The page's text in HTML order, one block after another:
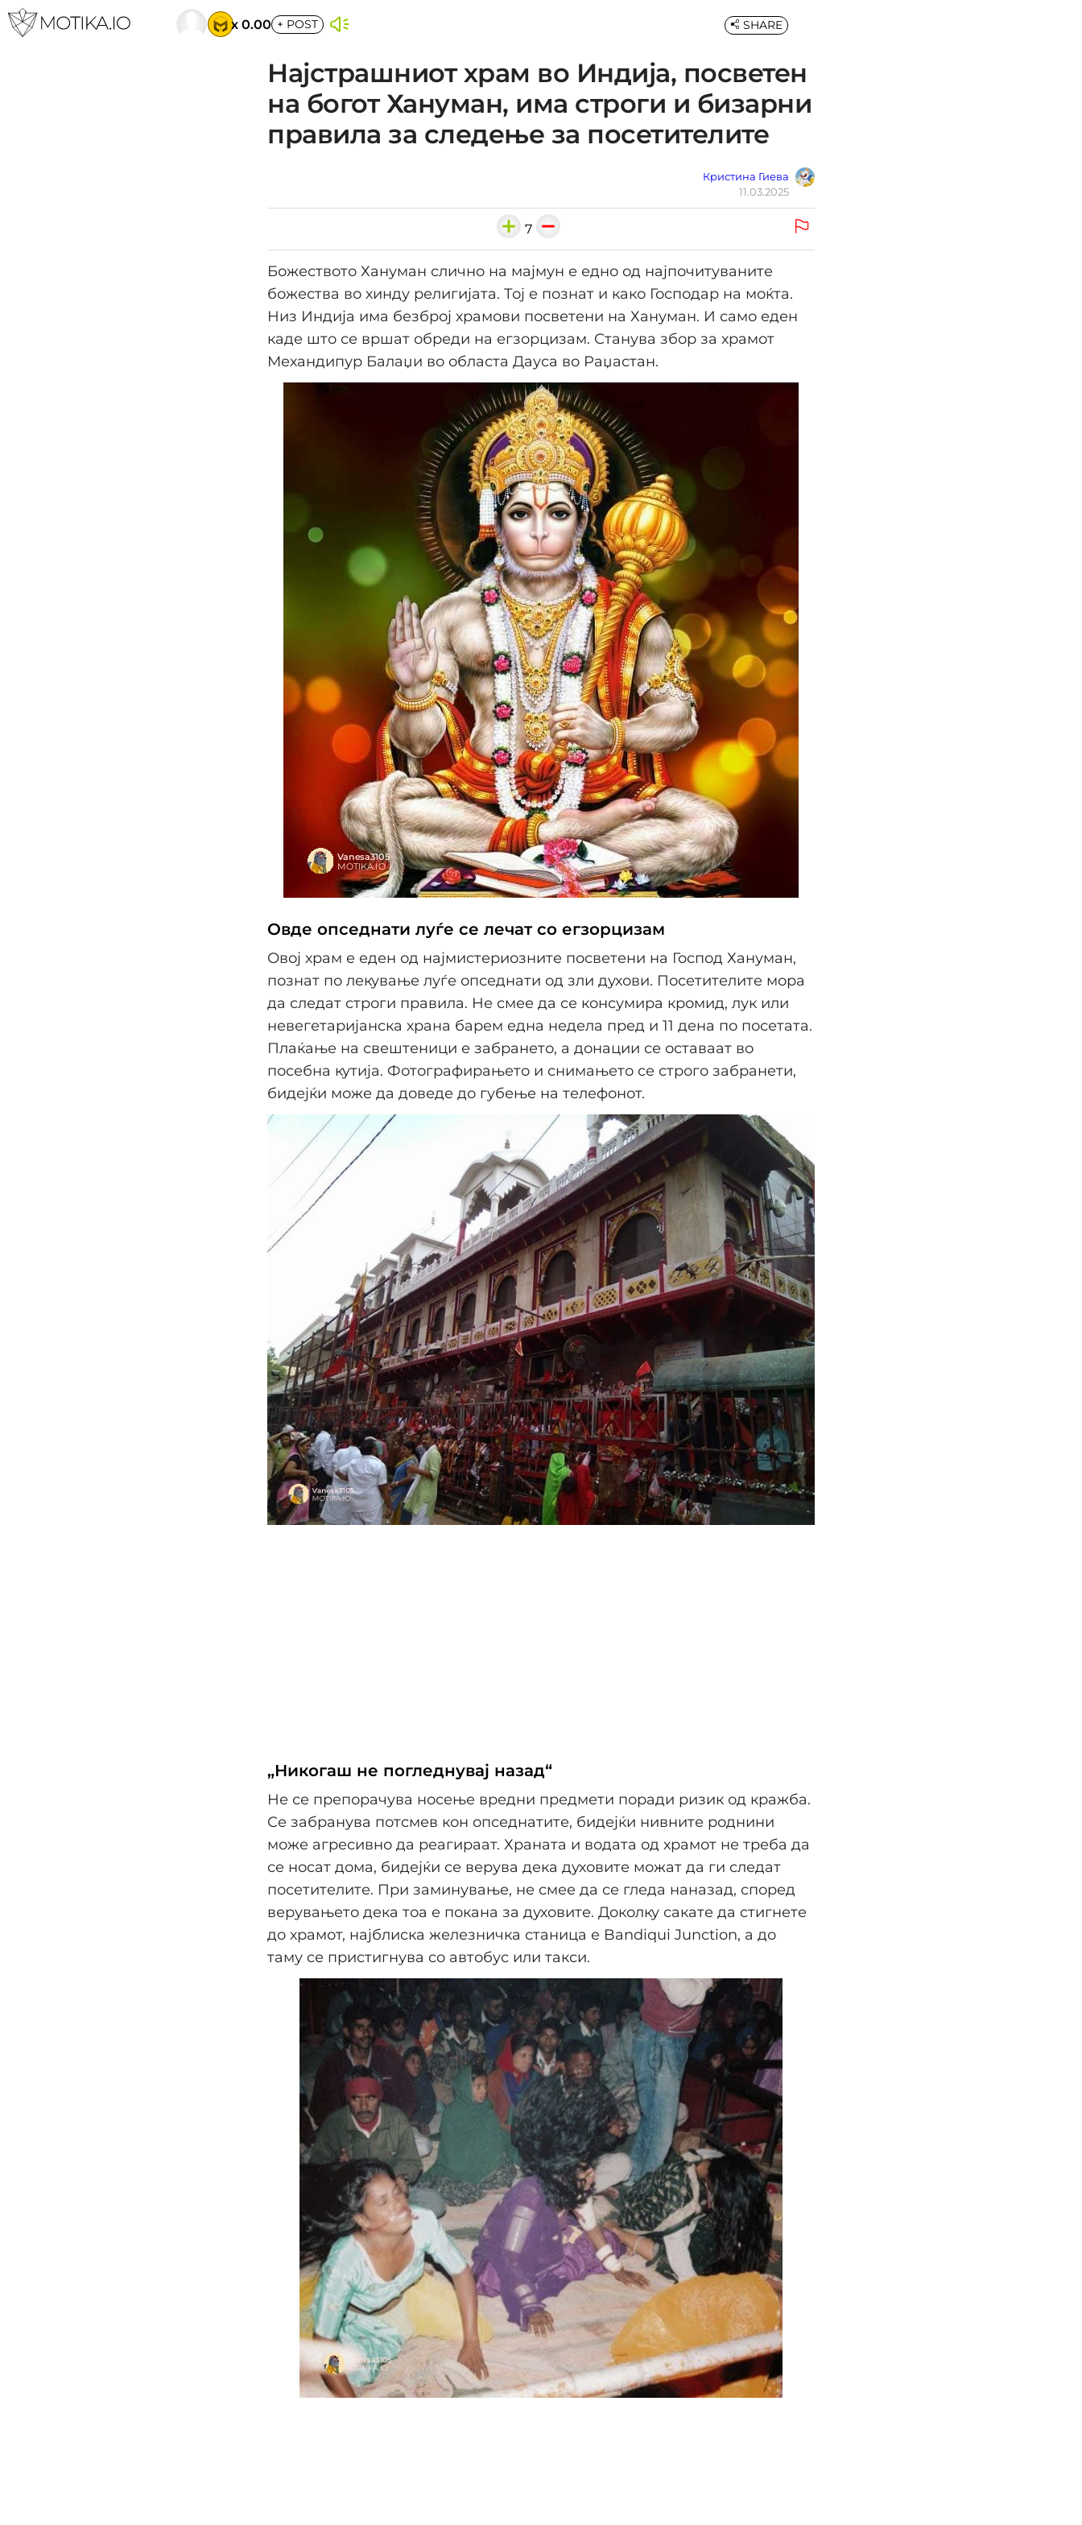
x 0.00 + POST
Најстрашниот храм во Индија, посветен
на богот Хануман, има строги и бизарни
правила за следење за посетителите
Кристина Гиева
11.03.2025
SHARE
7
Божеството Хануман слично на мајмун е едно од најпочитуваните
божества во хинду религијата. Тој е познат и како Господар на моќта.
Низ Индија има безброј храмови посветени на Хануман. И само еден
каде што се вршат обреди на егзорцизам. Станува збор за храмот
Механдипур Балаџи во областа Дауса во Раџастан.
Овде опседнати луѓе се лечат со егзорцизам
Овој храм е еден од најмистериозните посветени на Господ Хануман,
познат по лекување луѓе опседнати од зли духови. Посетителите мора
да следат строги правила. Не смее да се консумира кромид, лук или
невегетаријанска храна барем една недела пред и 11 дена по посетата.
Плаќање на свештеници е забрането, а донации се оставаат во
посебна кутија. Фотографирањето и снимањето се строго забранети,
бидејќи може да доведе до губење на телефонот.
„Никогаш не погледнувај назад“
Не се препорачува носење вредни предмети поради ризик од кражба.
Се забранува потсмев кон опседнатите, бидејќи нивните роднини
може агресивно да реагираат. Храната и водата од храмот не треба да
се носат дома, бидејќи се верува дека духовите можат да ги следат
посетителите. При заминување, не смее да се гледа наназад, според
верувањето дека тоа е покана за духовите. Доколку сакате да стигнете
до храмот, најблиска железничка станица е Bandiqui Junction, а до
таму се пристигнува со автобус или такси.